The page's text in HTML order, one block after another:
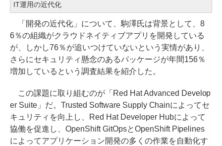
IT運用の近代化
「開発の近代化」について、駒澤氏は背景として、8
6％の組織がクラウドネイティブアプリを開発している
が、しかし76％が追いつけていないという実情があり、
さらにセキュリティ懸念のあるパッケージが年間156％
増加しているという調査結果を紹介した。
この課題に取り組むのが「Red Hat Advanced Develop
er Suite」だ。Trusted Software Supply Chainによってセ
キュリティを向上し、Red Hat Developer Hubによって
協働を促進し、OpenShift GitOpsとOpenShift Pipelines
によってアプリケーション開発の多くの作業を自動化す